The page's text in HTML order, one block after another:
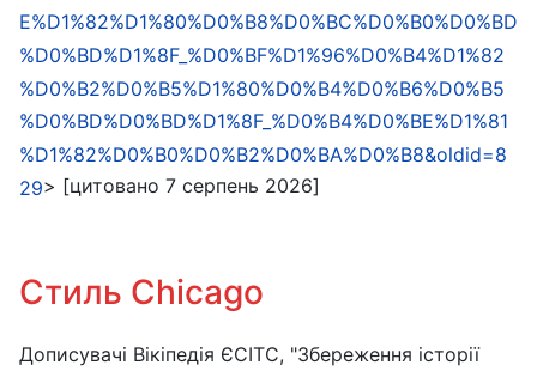
E%D1%82%D1%80%D0%B8%D0%BC%D0%B0%D0%BD
%D0%BD%D1%8F_%D0%BF%D1%96%D0%B4%D1%82
%D0%B2%D0%B5%D1%80%D0%B4%D0%B6%D0%B5
%D0%BD%D0%BD%D1%8F_%D0%B4%D0%BE%D1%81
%D1%82%D0%B0%D0%B2%D0%BA%D0%B8&oldid=8
29> [цитовано 7 серпень 2026]
Стиль Chicago
Дописувачі Вікіпедія ЄСІТС, "Збереження історії